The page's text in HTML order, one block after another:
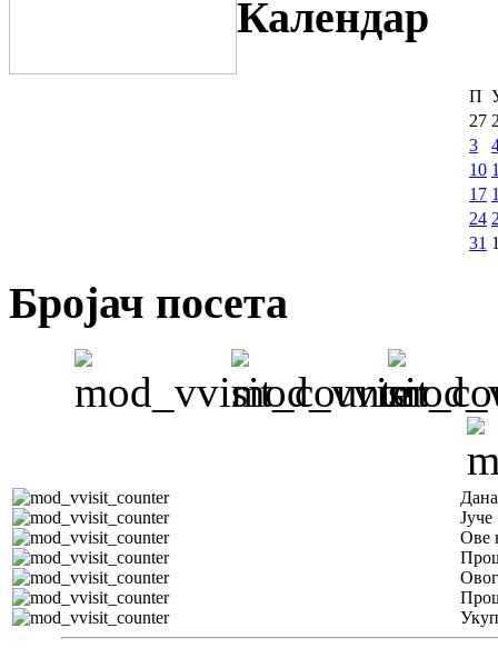
Календар
П
27
3
10
17
24
31
Бројач посета
Јуче
Ове